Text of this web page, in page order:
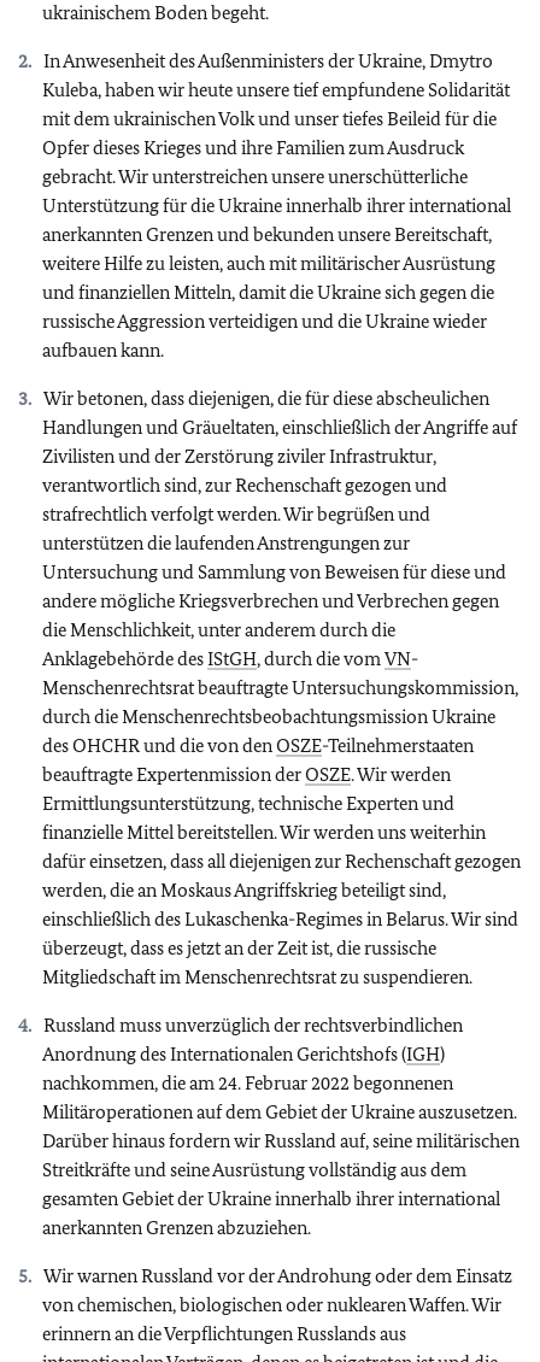
ukrainischem Boden begeht.
In Anwesenheit des Außenministers der Ukraine, Dmytro
Kuleba, haben wir heute unsere tief empfundene Solidarität
mit dem ukrainischen Volk und unser tiefes Beileid für die
Opfer dieses Krieges und ihre Familien zum Ausdruck
gebracht. Wir unterstreichen unsere unerschütterliche
Unterstützung für die Ukraine innerhalb ihrer international
anerkannten Grenzen und bekunden unsere Bereitschaft,
weitere Hilfe zu leisten, auch mit militärischer Ausrüstung
und finanziellen Mitteln, damit die Ukraine sich gegen die
russische Aggression verteidigen und die Ukraine wieder
aufbauen kann.
Wir betonen, dass diejenigen, die für diese abscheulichen
Handlungen und Gräueltaten, einschließlich der Angriffe auf
Zivilisten und der Zerstörung ziviler Infrastruktur,
verantwortlich sind, zur Rechenschaft gezogen und
strafrechtlich verfolgt werden. Wir begrüßen und
unterstützen die laufenden Anstrengungen zur
Untersuchung und Sammlung von Beweisen für diese und
andere mögliche Kriegsverbrechen und Verbrechen gegen
die Menschlichkeit, unter anderem durch die
Anklagebehörde desIStGH, durch die vomVN-
Menschenrechtsrat beauftragte Untersuchungskommission,
durch die Menschenrechtsbeobachtungsmission Ukraine
des OHCHR und die von denOSZE-Teilnehmerstaaten
beauftragte Expertenmission derOSZE. Wir werden
Ermittlungsunterstützung, technische Experten und
finanzielle Mittel bereitstellen. Wir werden uns weiterhin
dafür einsetzen, dass all diejenigen zur Rechenschaft gezogen
werden, die an Moskaus Angriffskrieg beteiligt sind,
einschließlich des Lukaschenka-Regimes in Belarus. Wir sind
überzeugt, dass es jetzt an der Zeit ist, die russische
Mitgliedschaft im Menschenrechtsrat zu suspendieren.
Russland muss unverzüglich der rechtsverbindlichen
Anordnung des Internationalen Gerichtshofs (IGH)
nachkommen, die am 24. Februar 2022 begonnenen
Militäroperationen auf dem Gebiet der Ukraine auszusetzen.
Darüber hinaus fordern wir Russland auf, seine militärischen
Streitkräfte und seine Ausrüstung vollständig aus dem
gesamten Gebiet der Ukraine innerhalb ihrer international
anerkannten Grenzen abzuziehen.
Wir warnen Russland vor der Androhung oder dem Einsatz
von chemischen, biologischen oder nuklearen Waffen. Wir
erinnern an die Verpflichtungen Russlands aus